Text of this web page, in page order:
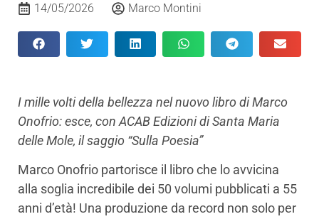
14/05/2026 Marco Montini
I mille volti della bellezza nel nuovo libro di Marco
Onofrio: esce, con ACAB Edizioni di Santa Maria
delle Mole, il saggio “Sulla Poesia”
Marco Onofrio partorisce il libro che lo avvicina
alla soglia incredibile dei 50 volumi pubblicati a 55
anni d’età! Una produzione da record non solo per